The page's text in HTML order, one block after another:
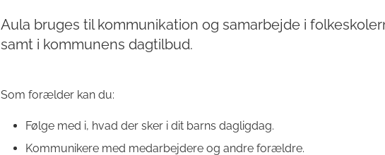
Aula bruges til kommunikation og samarbejde i
samt i kommunens dagtilbud.
Som forælder kan du:
Følge med i, hvad der sker i dit barns dagligdag.
Kommunikere med medarbejdere og andre forældre.